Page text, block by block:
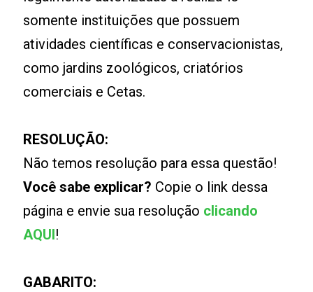
somente instituições que possuem
atividades científicas e conservacionistas,
como jardins zoológicos, criatórios
comerciais e Cetas.
RESOLUÇÃO:
Não temos resolução para essa questão!
Você sabe explicar? Copie o link dessa
página e envie sua resolução clicando
AQUI!
GABARITO: